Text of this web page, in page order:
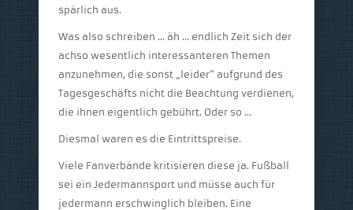
spärlich aus.
Was also schreiben … äh … endlich Zeit sich der
achso wesentlich interessanteren Themen
anzunehmen, die sonst „leider“ aufgrund des
Tagesgeschäfts nicht die Beachtung verdienen,
die ihnen eigentlich gebührt. Oder so …
Diesmal waren es die Eintrittspreise.
Viele Fanverbände kritisieren diese ja. Fußball
sei ein Jedermannsport und müsse auch für
jedermann erschwinglich bleiben. Eine